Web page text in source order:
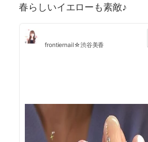
春らしいイエローも素敵♪
frontiernail☆渋谷美香